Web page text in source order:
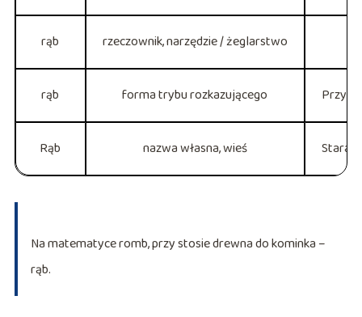
rąb rzeczownik, narzędzie / żeglarstwo
rąb forma trybu rozkazującego Przy
Rąb nazwa własna, wieś Stara
Na matematyce romb, przy stosie drewna do kominka –
rąb.